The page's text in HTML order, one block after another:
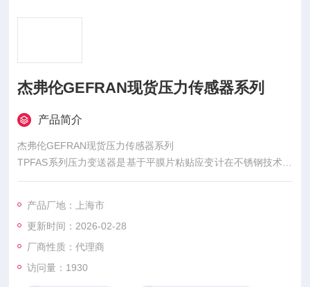
杰弗伦GEFRAN现货压力传感器系列
产品简介
杰弗伦GEFRAN现货压力传感器系列
TPFAS系列压力变送器是基于平膜片粘贴应变计在不锈钢技术。
由于与17-4PH不锈钢 强平膜片tpfas 特别适用于压力测量的介质
膜是必需的而内部传感器不能用于测量室。该地连高厚度使产品
重工业应用非常可靠和适用。先进的电子内部状态允许宽范围的
电流、电压信号输出，以及创新的“数字零"功能可以方便快捷的
自动调
产品厂地：上海市
更新时间：2026-02-28
厂商性质：代理商
访问量：1930